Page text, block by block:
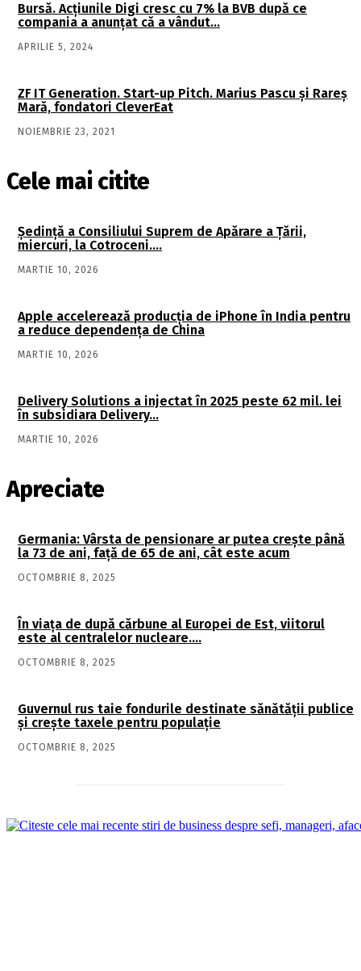
Bursă. Acţiunile Digi cresc cu 7% la BVB după ce
compania a anunţat că a vândut…
APRILIE 5, 2024
ZF IT Generation. Start-up Pitch. Marius Pascu şi Rareş
Mară, fondatori CleverEat
NOIEMBRIE 23, 2021
Cele mai citite
Şedinţă a Consiliului Suprem de Apărare a Ţării,
miercuri, la Cotroceni….
MARTIE 10, 2026
Apple accelerează producția de iPhone în India pentru
a reduce dependența de China
MARTIE 10, 2026
Delivery Solutions a injectat în 2025 peste 62 mil. lei
în subsidiara Delivery…
MARTIE 10, 2026
Apreciate
Germania: Vârsta de pensionare ar putea crește până
la 73 de ani, față de 65 de ani, cât este acum
OCTOMBRIE 8, 2025
În viaţa de după cărbune al Europei de Est, viitorul
este al centralelor nucleare….
OCTOMBRIE 8, 2025
Guvernul rus taie fondurile destinate sănătății publice
și crește taxele pentru populație
OCTOMBRIE 8, 2025